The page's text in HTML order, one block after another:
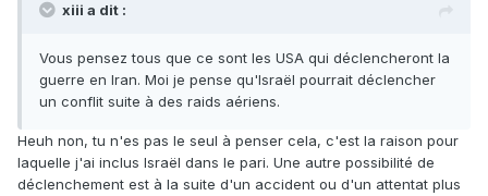
xiii a dit :
Vous pensez tous que ce sont les USA qui déclencheront la
guerre en Iran. Moi je pense qu'Israël pourrait déclencher
un conflit suite à des raids aériens.
Heuh non, tu n'es pas le seul à penser cela, c'est la raison pour
laquelle j'ai inclus Israël dans le pari. Une autre possibilité de
déclenchement est à la suite d'un accident ou d'un attentat plus